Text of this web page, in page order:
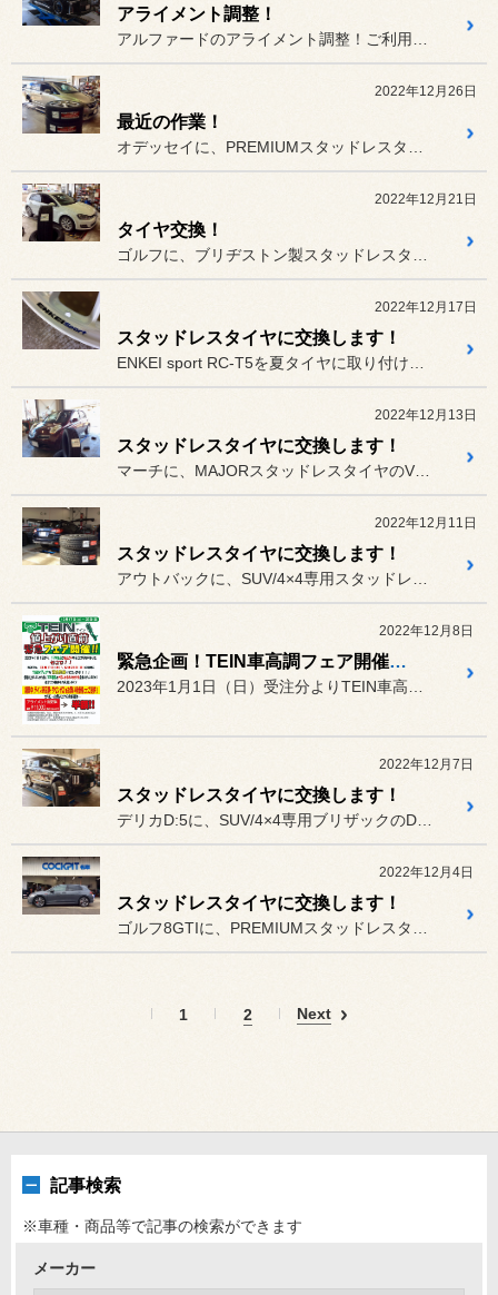
アライメント調整！
2022年12月26日
最近の作業！
2022年12月21日
タイヤ交換！
2022年12月17日
スタッドレスタイヤに交換します！
2022年12月13日
スタッドレスタイヤに交換します！
2022年12月11日
スタッドレスタイヤに交換します！
2022年12月8日
緊急企画！TEIN車高調フェア開催致します！
2022年12月7日
スタッドレスタイヤに交換します！
デリカD:5に、SUV/4×4専用ブリザックのDM-V3を装着！ご...
2022年12月4日
スタッドレスタイヤに交換します！
ゴルフ8GTIに、PREMIUMスタッドレスタイヤのVRX3を装着！
1 2 Next
記事検索
※車種・商品等で記事の検索ができます
メーカー